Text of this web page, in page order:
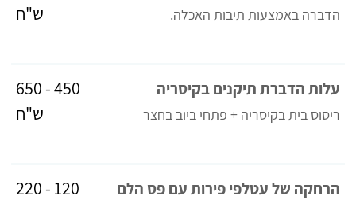
הדברה באמצעות תיבות האכלה.
ש"ח
עלות הדברת תיקנים בקיסריה
ריסוס בית בקיסריה + פתחי ביוב בחצר
450 - 650
ש"ח
הרחקה של עטלפי פירות עם פס הלם
120 - 220